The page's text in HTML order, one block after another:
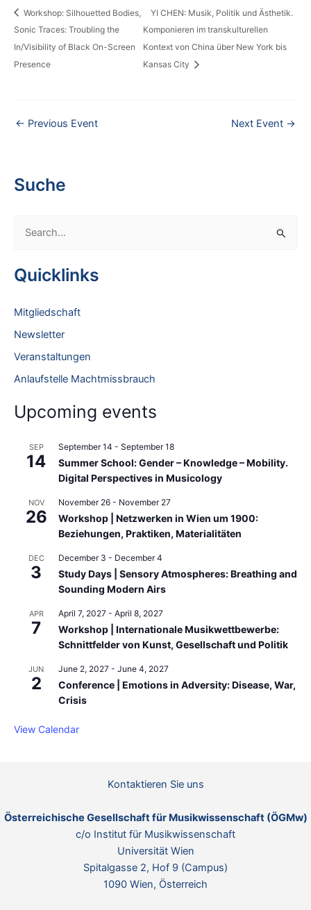
Workshop: Silhouetted Bodies,
Sonic Traces: Troubling the
In/Visibility of Black On-Screen
Presence
YI CHEN: Musik, Politik und Ästhetik.
Komponieren im transkulturellen
Kontext von China über New York bis
Kansas City
← Previous Event Next Event →
Suche
r
:
Quicklinks
Mitgliedschaft
Newsletter
Veranstaltungen
Anlaufstelle Machtmissbrauch
Upcoming events
SEP
14
September 14 - September 18
Summer School: Gender – Knowledge – Mobility.
Digital Perspectives in Musicology
NOV
26
November 26 - November 27
Workshop | Netzwerken in Wien um 1900:
Beziehungen, Praktiken, Materialitäten
DEC
3
December 3 - December 4
Study Days | Sensory Atmospheres: Breathing and
Sounding Modern Airs
APR
7
April 7, 2027 - April 8, 2027
Workshop | Internationale Musikwettbewerbe:
Schnittfelder von Kunst, Gesellschaft und Politik
JUN
2
June 2, 2027 - June 4, 2027
Conference | Emotions in Adversity: Disease, War,
Crisis
View Calendar
Kontaktieren Sie uns
Österreichische Gesellschaft für Musikwissenschaft (ÖGMw)
c/o Institut für Musikwissenschaft
Universität Wien
Spitalgasse 2, Hof 9 (Campus)
1090 Wien, Österreich